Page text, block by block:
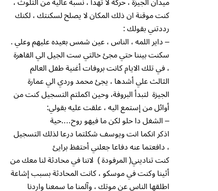
كنت موقنة ان ذلك المكان لا يصلح لسكنتك ، لكنك
رددتني بقولك :
– داير اللمه ، الناس ، عين شمس بعيده عليهم وعلي .
سكنت بيننا حتي مجئ خالتي ست الجيل الي القاهرة
، في تلك الايام كانت بروفات أغنية طفل العالم
الثالث علي أشدها ، يجئ محمد وردي الي عمارة
الجيزة لتبدأ البروفة، وحين اكملتم التسجيل كنت من
أوائل من إستمع اليه ، علقت عليه بقولي:
– الشغل دا حلو لكن ما فيهو روح….حية
اذكر انكما انت ويوسف شكلتما درعا لذلك التسجيل
، دافعتما عنه دفاعا جعلني أحتفظ برايئ
كنت تناديني( المرفودة ) لاننا في محادثة لنا معك من
أثينا وكنت في موسكو ، كانت المحادثة بسبب إشاعة
اطلقها الناس عن موتك ، وآلمنا ما سمعنا واردنا